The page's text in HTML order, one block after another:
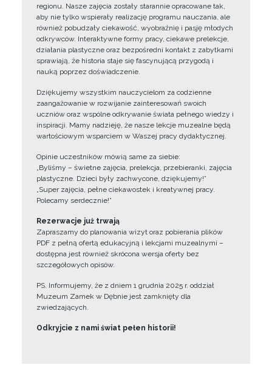
regionu. Nasze zajęcia zostały starannie opracowane tak,
aby nie tylko wspierały realizację programu nauczania, ale
również pobudzały ciekawość, wyobraźnię i pasję młodych
odkrywców. Interaktywne formy pracy, ciekawe prelekcje,
działania plastyczne oraz bezpośredni kontakt z zabytkami
sprawiają, że historia staje się fascynującą przygodą i
nauką poprzez doświadczenie.
Dziękujemy wszystkim nauczycielom za codzienne
zaangażowanie w rozwijanie zainteresowań swoich
uczniów oraz wspólne odkrywanie świata pełnego wiedzy i
inspiracji. Mamy nadzieję, że nasze lekcje muzealne będą
wartościowym wsparciem w Waszej pracy dydaktycznej.
Opinie uczestników mówią same za siebie:
„Byliśmy – świetne zajęcia, prelekcja, przebieranki, zajęcia
plastyczne. Dzieci były zachwycone, dziękujemy!”
„Super zajęcia, pełne ciekawostek i kreatywnej pracy.
Polecamy serdecznie!”
Rezerwacje już trwają
Zapraszamy do planowania wizyt oraz pobierania plików
PDF z pełną ofertą edukacyjną i lekcjami muzealnymi –
dostępna jest również skrócona wersja oferty bez
szczegółowych opisów.
PS. Informujemy, że z dniem 1 grudnia 2025 r. oddział
Muzeum Zamek w Dębnie jest zamknięty dla
zwiedzających.
Odkryjcie z nami świat pełen historii!